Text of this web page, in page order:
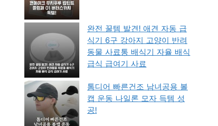
완전 꿀템 발견! 애견 자동 급
식기 6구 강아지 고양이 반려
동물 사료통 배식기 자율 배식
급식 급여기 사료
톰디어 빠른건조 남녀공용 볼
캡 운동 나일론 모자 득템 성
공!